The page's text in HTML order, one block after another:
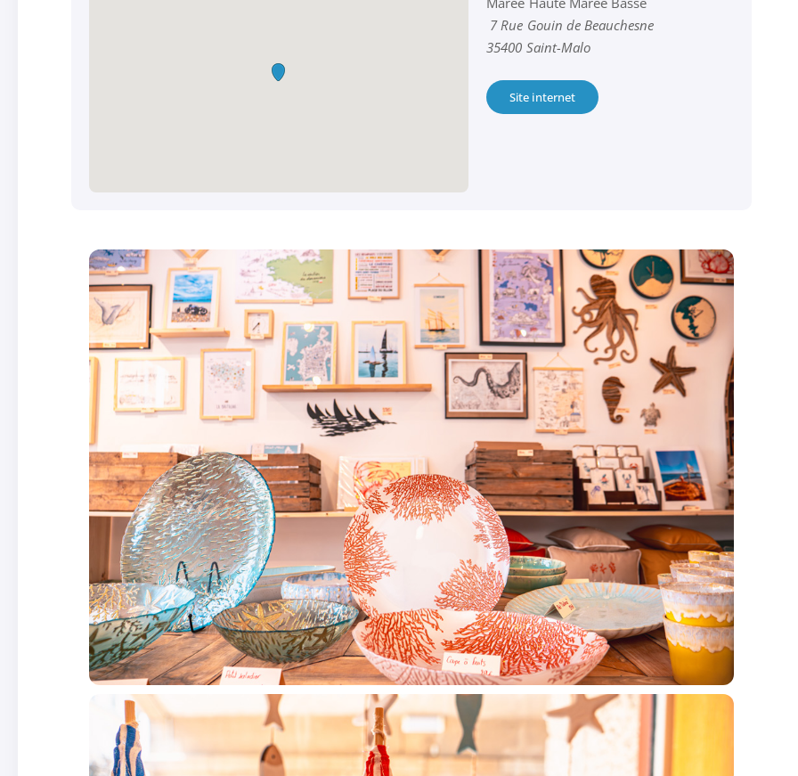
7 Rue Gouin de Beauchesne
35400 Saint-Malo
Site internet